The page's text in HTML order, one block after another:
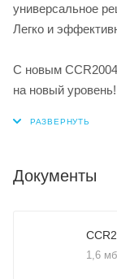
универсальное
Легко и
С новым
на новый уровень!
Документы
1,6 мб